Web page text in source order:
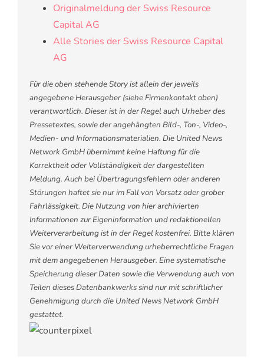
Originalmeldung der Swiss Resource
Capital AG
Alle Stories der Swiss Resource Capital
AG
Für die oben stehende Story ist allein der jeweils
angegebene Herausgeber (siehe Firmenkontakt oben)
verantwortlich. Dieser ist in der Regel auch Urheber des
Pressetextes, sowie der angehängten Bild-, Ton-, Video-,
Medien- und Informationsmaterialien. Die United News
Network GmbH übernimmt keine Haftung für die
Korrektheit oder Vollständigkeit der dargestellten
Meldung. Auch bei Übertragungsfehlern oder anderen
Störungen haftet sie nur im Fall von Vorsatz oder grober
Fahrlässigkeit. Die Nutzung von hier archivierten
Informationen zur Eigeninformation und redaktionellen
Weiterverarbeitung ist in der Regel kostenfrei. Bitte klären
Sie vor einer Weiterverwendung urheberrechtliche Fragen
mit dem angegebenen Herausgeber. Eine systematische
Speicherung dieser Daten sowie die Verwendung auch von
Teilen dieses Datenbankwerks sind nur mit schriftlicher
Genehmigung durch die United News Network GmbH
gestattet.